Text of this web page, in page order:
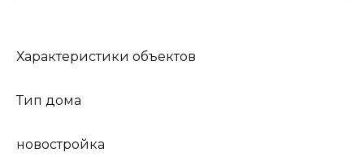
Характеристики объектов
Тип дома
новостройка